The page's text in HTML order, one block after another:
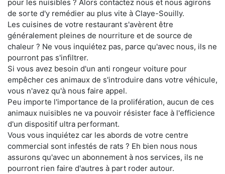
pour les nuisibles ? Alors contactez nous et nous agirons
de sorte d'y remédier au plus vite à Claye-Souilly.
Les cuisines de votre restaurant s'avèrent être
généralement pleines de nourriture et de source de
chaleur ? Ne vous inquiétez pas, parce qu'avec nous, ils ne
pourront pas s'infiltrer.
Si vous avez besoin d'un anti rongeur voiture pour
empêcher ces animaux de s'introduire dans votre véhicule,
vous n'avez qu'à nous faire appel.
Peu importe l'importance de la prolifération, aucun de ces
animaux nuisibles ne va pouvoir résister face à l'efficience
d'un dispositif ultra performant.
Vous vous inquiétez car les abords de votre centre
commercial sont infestés de rats ? Eh bien nous nous
assurons qu'avec un abonnement à nos services, ils ne
pourront rien faire d'autres à part roder autour.